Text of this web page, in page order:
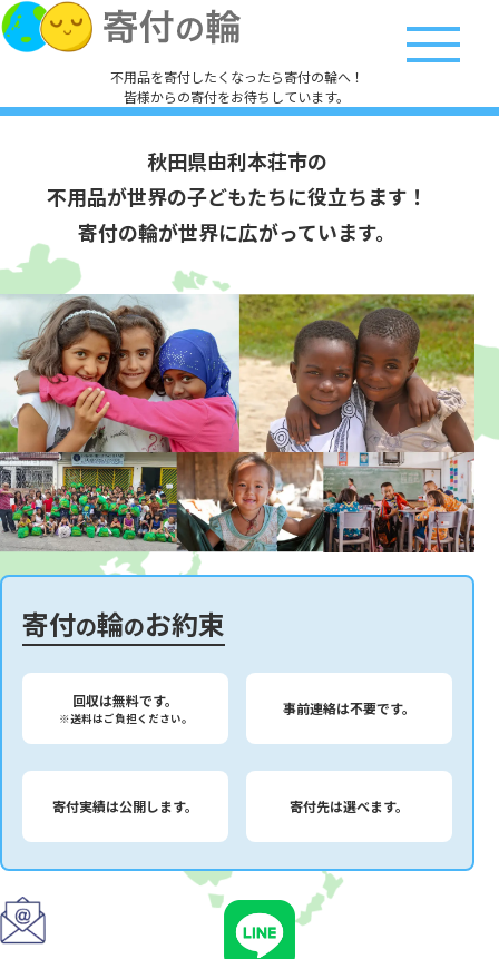
不用品を寄付したくなったら寄付の輪へ！
皆様からの寄付をお待ちしています。
秋田県由利本荘市の
不用品が世界の子どもたちに役立ちます！
寄付の輪が世界に広がっています。
寄付の輪のお約束
回収は無料です。
※送料はご負担ください。
事前連絡は不要です。
寄付実績は公開します。 寄付先は選べます。